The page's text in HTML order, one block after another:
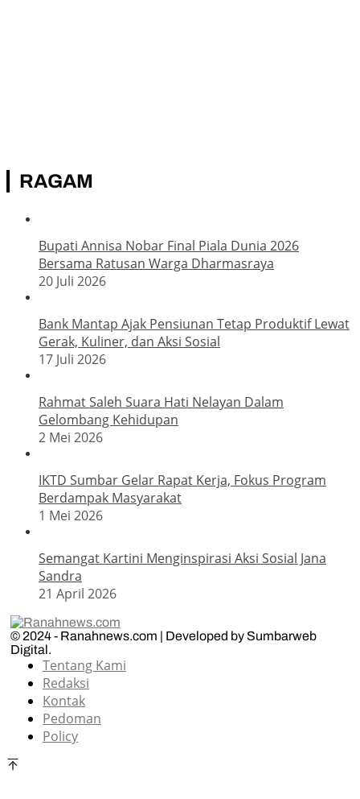
RAGAM
Bupati Annisa Nobar Final Piala Dunia 2026
Bersama Ratusan Warga Dharmasraya
20 Juli 2026
Bank Mantap Ajak Pensiunan Tetap Produktif Lewat
Gerak, Kuliner, dan Aksi Sosial
17 Juli 2026
Rahmat Saleh Suara Hati Nelayan Dalam
Gelombang Kehidupan
2 Mei 2026
IKTD Sumbar Gelar Rapat Kerja, Fokus Program
Berdampak Masyarakat
1 Mei 2026
Semangat Kartini Menginspirasi Aksi Sosial Jana
Sandra
21 April 2026
© 2024 - Ranahnews.com | Developed by Sumbarweb
Digital.
Tentang Kami
Redaksi
Kontak
Pedoman
Policy